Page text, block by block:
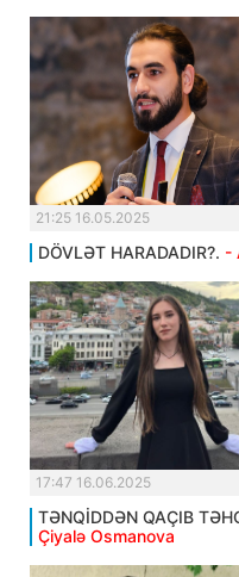
21:25 16.05.2025
DÖVLƏT HARADADIR?. -
17:47 16.06.2025
TƏNQİDDƏN QAÇIB
Çiyalə Osmanova